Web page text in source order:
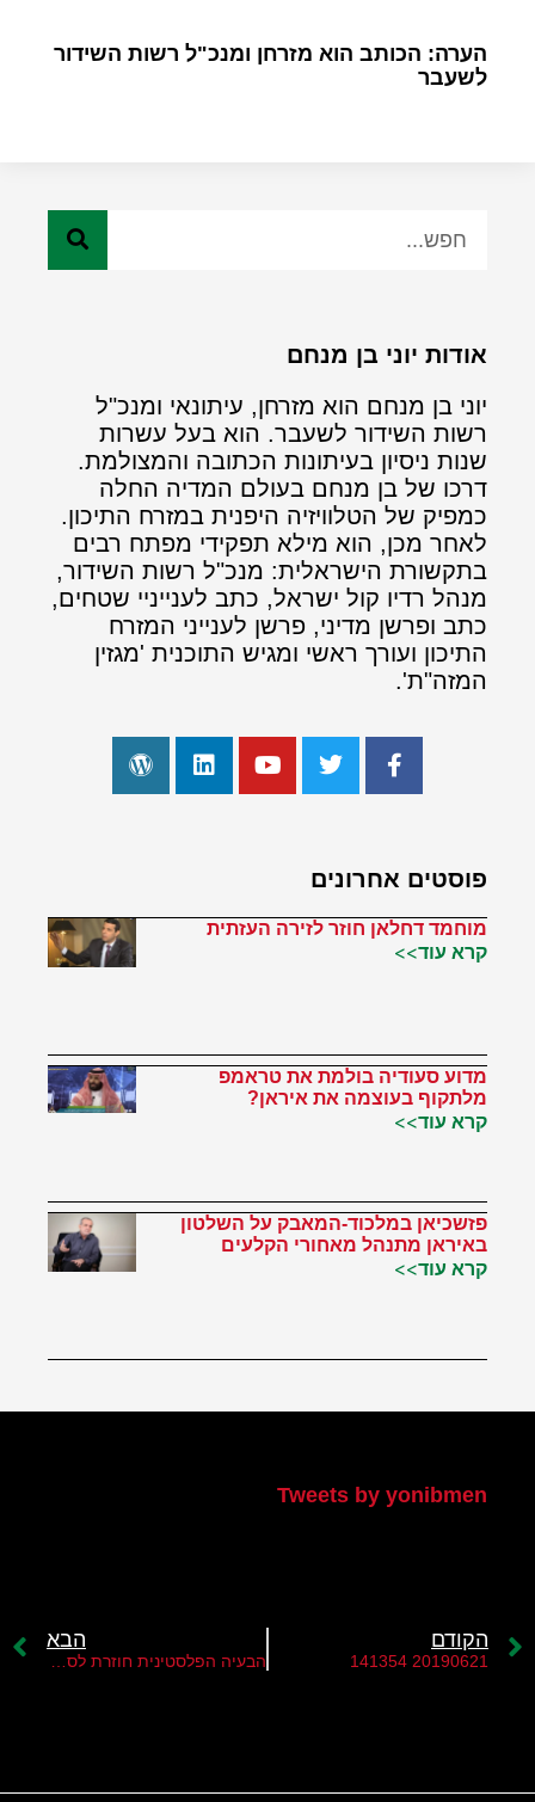
הערה: הכותב הוא מזרחן ומנכ"ל רשות השידור
לשעבר
אודות יוני בן מנחם
יוני בן מנחם הוא מזרחן, עיתונאי ומנכ"ל
רשות השידור לשעבר. הוא בעל עשרות
שנות ניסיון בעיתונות הכתובה והמצולמת.
דרכו של בן מנחם בעולם המדיה החלה
כמפיק של הטלוויזיה היפנית במזרח התיכון.
לאחר מכן, הוא מילא תפקידי מפתח רבים
בתקשורת הישראלית: מנכ"ל רשות השידור,
מנהל רדיו קול ישראל, כתב לענייניי שטחים,
כתב ופרשן מדיני, פרשן לענייני המזרח
התיכון ועורך ראשי ומגיש התוכנית 'מגזין
המזה"ת'.
פוסטים אחרונים
מוחמד דחלאן חוזר לזירה העזתית
קרא עוד>>
מדוע סעודיה בולמת את טראמפ
מלתקוף בעוצמה את איראן?
קרא עוד>>
פזשכיאן במלכוד-המאבק על השלטון
באיראן מתנהל מאחורי הקלעים
קרא עוד>>
Tweets by yonibmen
הקודם
20190621 141354
הבא
הבעיה הפלסטינית חוזרת לסדר היום הבינלאומי